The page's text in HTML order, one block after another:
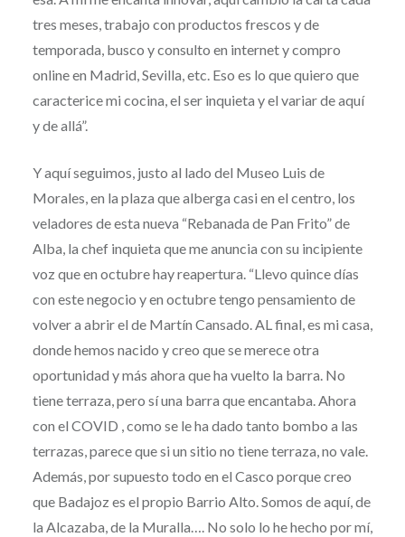
tres meses, trabajo con productos frescos y de
temporada, busco y consulto en internet y compro
online en Madrid, Sevilla, etc. Eso es lo que quiero que
caracterice mi cocina, el ser inquieta y el variar de aquí
y de allá”.
Y aquí seguimos, justo al lado del Museo Luis de
Morales, en la plaza que alberga casi en el centro, los
veladores de esta nueva “Rebanada de Pan Frito” de
Alba, la chef inquieta que me anuncia con su incipiente
voz que en octubre hay reapertura. “Llevo quince días
con este negocio y en octubre tengo pensamiento de
volver a abrir el de Martín Cansado. AL final, es mi casa,
donde hemos nacido y creo que se merece otra
oportunidad y más ahora que ha vuelto la barra. No
tiene terraza, pero sí una barra que encantaba. Ahora
con el COVID , como se le ha dado tanto bombo a las
terrazas, parece que si un sitio no tiene terraza, no vale.
Además, por supuesto todo en el Casco porque creo
que Badajoz es el propio Barrio Alto. Somos de aquí, de
la Alcazaba, de la Muralla…. No solo lo he hecho por mí,